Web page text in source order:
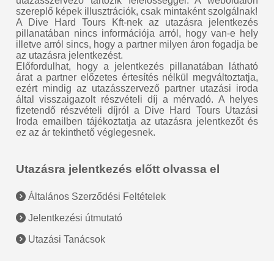
szereplő képek illusztrációk, csak mintaként szolgálnak!
A Dive Hard Tours Kft-nek az utazásra jelentkezés
pillanatában nincs információja arról, hogy van-e hely
illetve arról sincs, hogy a partner milyen áron fogadja be
az utazásra jelentkezést.
Előfordulhat, hogy a jelentkezés pillanatában látható
árat a partner előzetes értesítés nélkül megváltoztatja,
ezért mindig az utazásszervező partner utazási iroda
által visszaigazolt részvételi díj a mérvadó. A helyes
fizetendő részvételi díjról a Dive Hard Tours Utazási
Iroda emailben tájékoztatja az utazásra jelentkezőt és
ez az ár tekinthető véglegesnek.
Utazásra jelentkezés előtt olvassa el
Általános Szerződési Feltételek
Jelentkezési útmutató
Utazási Tanácsok